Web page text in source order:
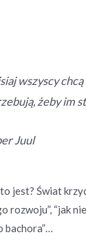
wszyscy
żeby im
Juul
to jest? Świat
rozwoju”, “jak
bachora”…